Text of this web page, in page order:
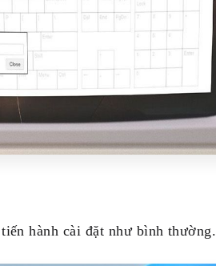
hành cài đặt như bình thường.